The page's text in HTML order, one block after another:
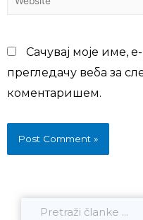
Сачувај моје име,
прегледачу веба за
коментаришем.